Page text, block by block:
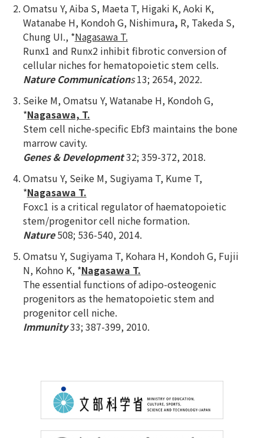
Omatsu Y, Aiba S, Maeta T, Higaki K, Aoki K,
Watanabe H, Kondoh G, Nishimura, R, Takeda S,
Chung UI., *Nagasawa T.
Runx1 and Runx2 inhibit fibrotic conversion of
cellular niches for hematopoietic stem cells.
Nature Communications13; 2654, 2022.
Seike M, Omatsu Y, Watanabe H, Kondoh G,
*Nagasawa, T.
Stem cell niche-specific Ebf3 maintains the bone
marrow cavity.
Genes & Development32; 359-372, 2018.
Omatsu Y, Seike M, Sugiyama T, Kume T,
*Nagasawa T.
Foxc1 is a critical regulator of haematopoietic
stem/progenitor cell niche formation.
Nature508; 536-540, 2014.
Omatsu Y, Sugiyama T, Kohara H, Kondoh G, Fujii
N, Kohno K, *Nagasawa T.
The essential functions of adipo-osteogenic
progenitors as the hematopoietic stem and
progenitor cell niche.
Immunity33; 387-399, 2010.